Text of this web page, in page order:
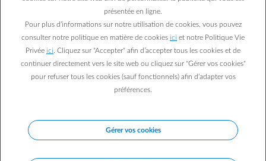
Questions fréquemment posées
Je veux effectuer une comparaison des prix.
Je suis propriétaire d'un logement vide, puis-je opter pour
un tarif Maison Vide ?
Qu'est-ce que le Solar Kit ?
client pour l'électricité, comment puis-je faire cela ?
Je souhaite convertir mon contrat résidentiel vers un
présentée en ligne.
Pour plus d’informations sur notre utilisation de cookies, vous pouvez
consulter notre politique en matière de cookies ici et notre Politique Vie
Privée ici . Cliquez sur "Accepter" afin d’accepter tous les cookies et de
continuer directement vers le site web ou cliquez sur "Gérer vos cookies"
pour refuser tous les cookies (sauf fonctionnels) afin d’adapter vos
préférences.
Gérer vos cookies